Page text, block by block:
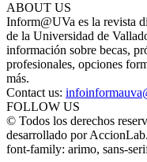
ABOUT US
Inform@UVa es la revista
de la Universidad de
información sobre becas,
profesionales, opciones
más.
Contact us:
FOLLOW US
© Todos los derechos
desarrollado por
font-family: arimo, sans-